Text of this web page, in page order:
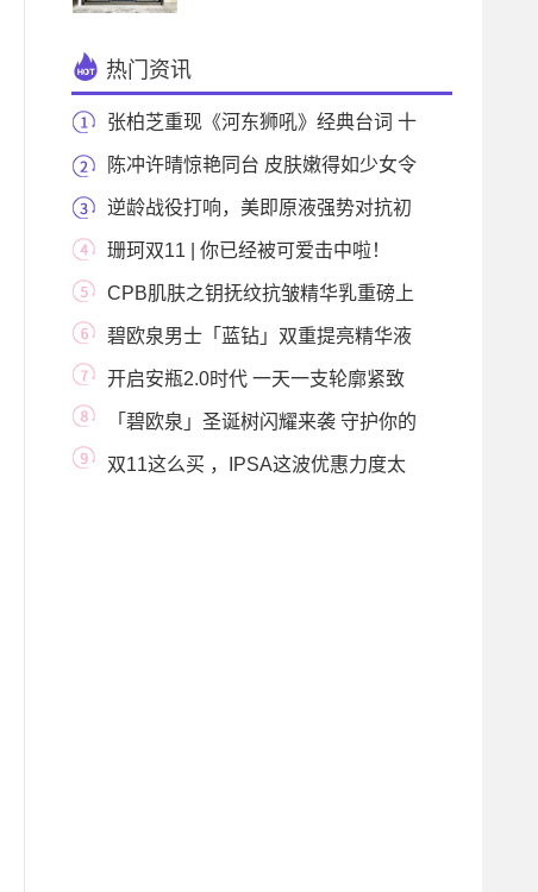
热门资讯
张柏芝重现《河东狮吼》经典台词 十
七年后，还
陈冲许晴惊艳同台 皮肤嫩得如少女令
人羡慕逆龄战役打响，美即原液强势对抗初
老危“肌”珊珂双11 | 你已经被可爱击中啦！
CPB肌肤之钥抚纹抗皱精华乳重磅上
市 抚平岁月痕
碧欧泉男士「蓝钻」双重提亮精华液
正确激活指
开启安瓶2.0时代 一天一支轮廓紧致
上扬 薇姿全新
「碧欧泉」圣诞树闪耀来袭 守护你的
无瑕冬日双11这么买 ，IPSA这波优惠力度太